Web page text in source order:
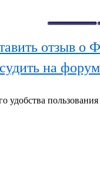
отзыв о
на
удобства